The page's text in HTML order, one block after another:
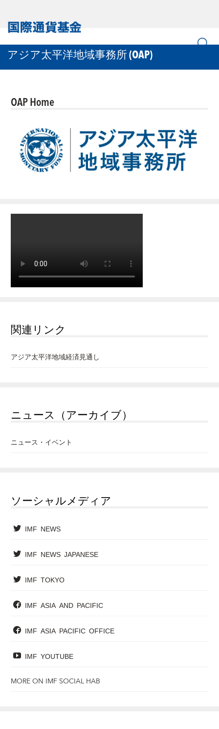
アジア太平洋地域事務所 (OAP)
OAP Home
関連リンク
アジア太平洋地域経済見通し
ニュース（アーカイブ）
ニュース・イベント
ソーシャルメディア
IMF NEWS
IMF NEWS JAPANESE
IMF TOKYO
IMF ASIA AND PACIFIC
IMF ASIA PACIFIC OFFICE
IMF YOUTUBE
MORE ON IMF SOCIAL HAB